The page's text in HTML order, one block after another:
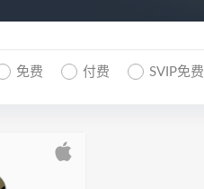
免费 付费 SVIP免费